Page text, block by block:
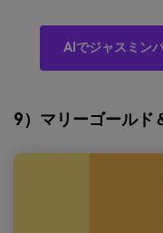
AIでジャスミン
9）マリーゴールド